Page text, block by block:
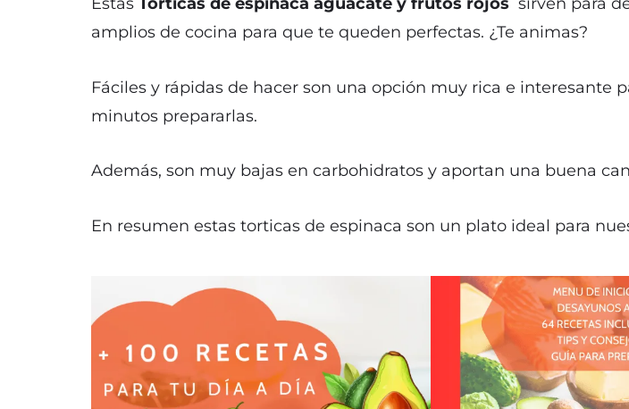
amplios de cocina para que te queden perfectas. ¿Te animas?
Fáciles y rápidas de hacer son una opción muy rica e
minutos prepararlas.
Además, son muy bajas en carbohidratos y aportan una buena
En resumen estas torticas de espinaca son un plato ideal para